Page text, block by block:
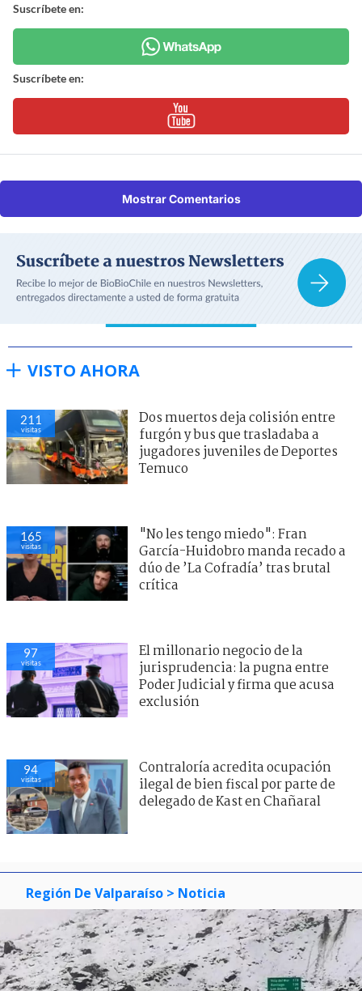
Suscríbete en:
Suscríbete en:
Mostrar Comentarios
VISTO AHORA
211
visitas
Dos muertos deja colisión entre
furgón y bus que trasladaba a
jugadores juveniles de Deportes
Temuco
165
visitas
"No les tengo miedo": Fran
García-Huidobro manda recado a
dúo de ’La Cofradía’ tras brutal
crítica
97
visitas
El millonario negocio de la
jurisprudencia: la pugna entre
Poder Judicial y firma que acusa
exclusión
94
visitas
Contraloría acredita ocupación
ilegal de bien fiscal por parte de
delegado de Kast en Chañaral
Región De Valparaíso > Noticia